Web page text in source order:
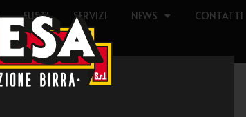
FUSTI SERVIZI NEWS CONTATTI